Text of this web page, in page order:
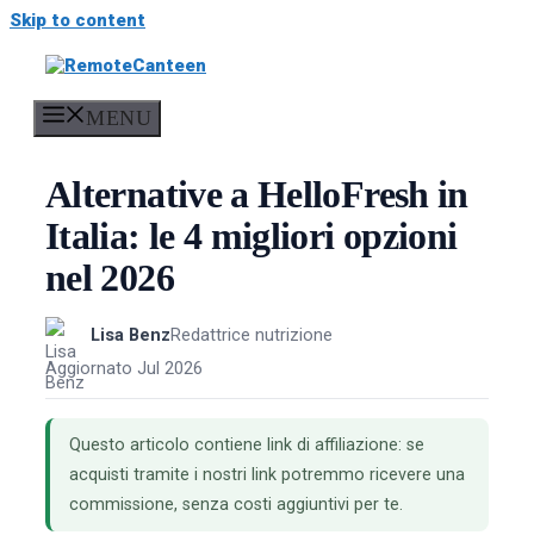
Skip to content
MENU
Alternative a HelloFresh in
Italia: le 4 migliori opzioni
nel 2026
Lisa BenzRedattrice nutrizione
Aggiornato Jul 2026
Questo articolo contiene link di affiliazione: se
acquisti tramite i nostri link potremmo ricevere una
commissione, senza costi aggiuntivi per te.